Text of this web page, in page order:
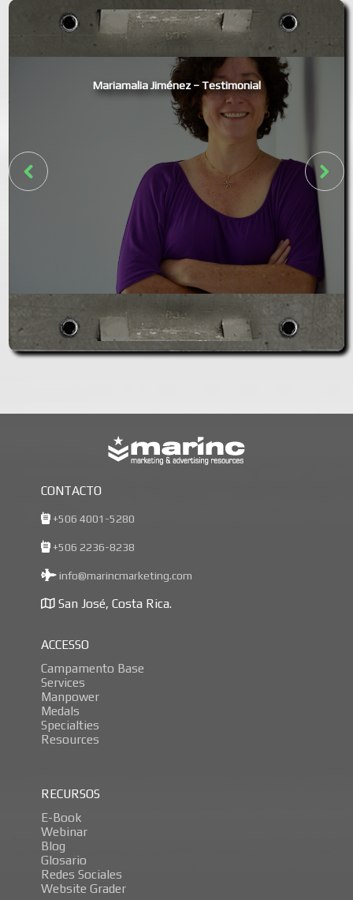
Mariamalia Jiménez – Testimonial
CONTACTO
+506 4001-5280
+506 2236-8238
info@marincmarketing.com
San José, Costa Rica.
ACCESSO
Campamento Base
Services
Manpower
Medals
Specialties
Resources
RECURSOS
E-Book
Webinar
Blog
Glosario
Redes Sociales
Website Grader